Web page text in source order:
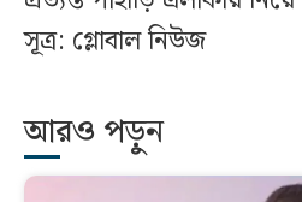
সূত্র: গ্লোবাল নিউজ
আরও পড়ুন